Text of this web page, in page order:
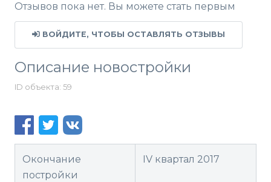
Отзывов пока нет. Вы можете стать первым
ВОЙДИТЕ, ЧТОБЫ ОСТАВЛЯТЬ ОТЗЫВЫ
Описание новостройки
ID объекта: 59
Окончание
постройки
IV квартал 2017